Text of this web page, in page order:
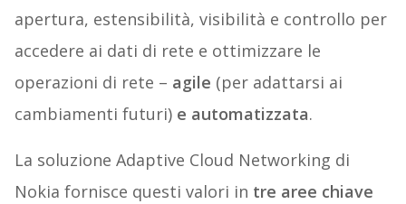
apertura, estensibilità, visibilità e controllo per
accedere ai dati di rete e ottimizzare le
operazioni di rete – agile (per adattarsi ai
cambiamenti futuri) e automatizzata.
La soluzione Adaptive Cloud Networking di
Nokia fornisce questi valori in tre aree chiave